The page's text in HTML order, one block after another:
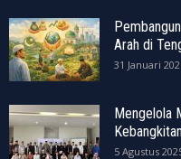
Arah di
31 Januari
Mengelola
5 Agustus